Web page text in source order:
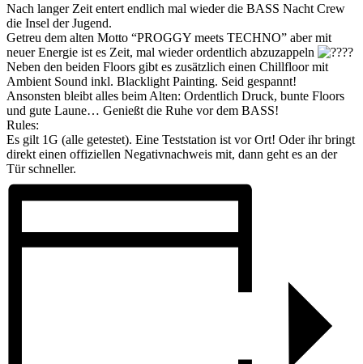
Nach langer Zeit entert endlich mal wieder die BASS Nacht Crew
die Insel der Jugend.
Getreu dem alten Motto “PROGGY meets TECHNO” aber mit
neuer Energie ist es Zeit, mal wieder ordentlich abzuzappeln
Neben den beiden Floors gibt es zusätzlich einen Chillfloor mit
Ambient Sound inkl. Blacklight Painting. Seid gespannt!
Ansonsten bleibt alles beim Alten: Ordentlich Druck, bunte Floors
und gute Laune… Genießt die Ruhe vor dem BASS!
Rules:
Es gilt 1G (alle getestet). Eine Teststation ist vor Ort! Oder ihr bringt
direkt einen offiziellen Negativnachweis mit, dann geht es an der
Tür schneller.